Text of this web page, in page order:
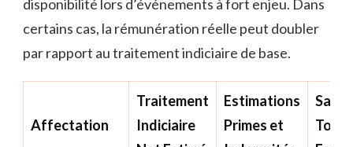
disponibilité lors d’événements à fort enjeu. Dans
certains cas, la rémunération réelle peut doubler
par rapport au traitement indiciaire de base.
Affectation
Traitement
Indiciaire
Estimations
Primes et
Total